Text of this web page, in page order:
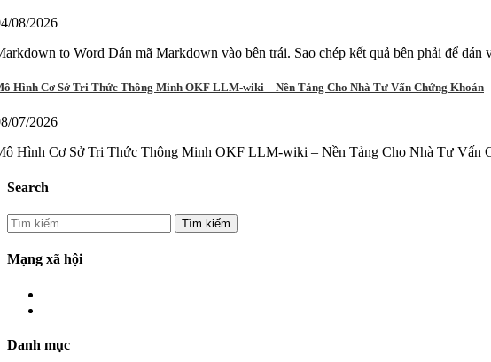
08/2026
to Word Dán mã Markdown vào bên trái. Sao chép kết quả bên phải để
Hình Cơ Sở Tri Thức Thông Minh OKF LLM-wiki – Nền Tảng Cho Nhà Tư Vấn Chứng Khoán
07/2026
Hình Cơ Sở Tri Thức Thông Minh OKF LLM-wiki – Nền Tảng Cho Nhà Tư Vấn
Search
Mạng xã hội
Danh mục